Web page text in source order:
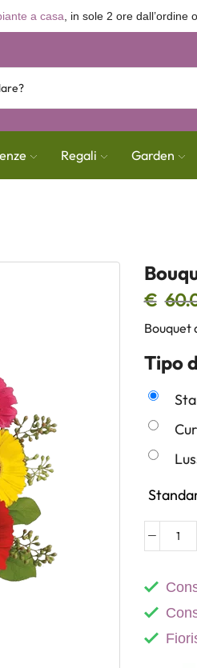
a casa , in sole 2 ore dall’ordine
Regali Garden
€
Bouquet
Tipo